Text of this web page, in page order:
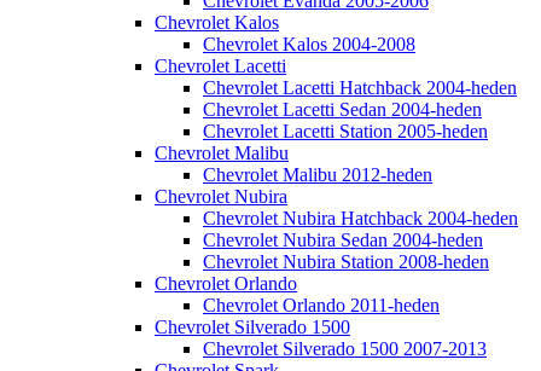
Chevrolet Kalos
Chevrolet Kalos 2004-2008
Chevrolet Lacetti
Chevrolet Lacetti Hatchback 2004-heden
Chevrolet Lacetti Sedan 2004-heden
Chevrolet Lacetti Station 2005-heden
Chevrolet Malibu
Chevrolet Malibu 2012-heden
Chevrolet Nubira
Chevrolet Nubira Hatchback 2004-heden
Chevrolet Nubira Sedan 2004-heden
Chevrolet Nubira Station 2008-heden
Chevrolet Orlando
Chevrolet Orlando 2011-heden
Chevrolet Silverado 1500
Chevrolet Silverado 1500 2007-2013